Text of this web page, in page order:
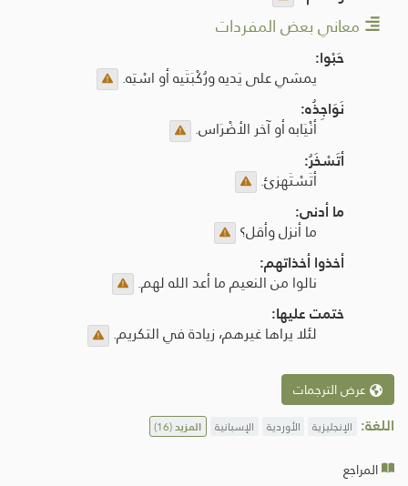
معاني بعض المفردات
حَبْوا:
يمشي على يَديه ورُكْبَتَيه أو اسْتِه.
نَوَاجِذُه:
أنْيَابه أو آخر الأضْرَاس.
أتَسْخَرُ:
أتَسْتَهزئ.
ما أدنى:
ما أنزل وأقل؟
أخذوا أخذاتهم:
نالوا من النعيم ما أعد الله لهم.
ختمت عليها:
لئلا يراها غيرهم، زيادة في التكريم.
عرض الترجمات
اللغة: الإنجليزية الأوردية الإسبانية المزيد(16)
المراجع